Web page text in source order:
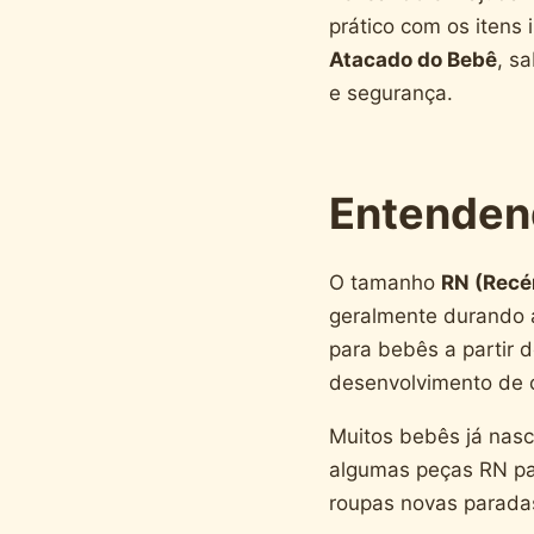
prático com os itens
Atacado do Bebê,
e segurança.
O tamanho RN
geralmente durando
para bebês a partir
desenvolvimento de
Muitos bebês já
algumas peças RN
roupas novas